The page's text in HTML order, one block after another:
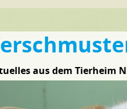
aus dem Tierheim